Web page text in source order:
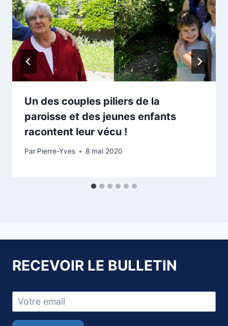
Un des couples piliers de la
paroisse et des jeunes enfants
racontent leur vécu !
Par Pierre-Yves 8 mai 2020
RECEVOIR LE BULLETIN